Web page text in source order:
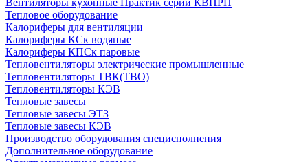
Вентиляторы кухонные Практик серии КВПРП
Тепловое оборудование
Калориферы для вентиляции
Калориферы КСк водяные
Калориферы КПСк паровые
Тепловентиляторы электрические промышленные
Тепловентиляторы ТВК(ТВО)
Тепловентиляторы КЭВ
Тепловые завесы
Тепловые завесы ЭТЗ
Тепловые завесы КЭВ
Производство оборудования специсполнения
Дополнительное оборудование